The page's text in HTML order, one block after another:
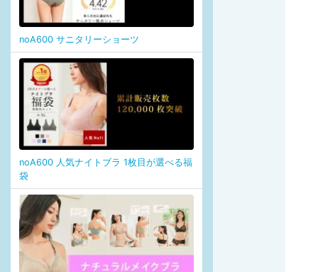
noA600 サニタリーショーツ
noA600 人気ナイトブラ 1枚目が選べる福
袋